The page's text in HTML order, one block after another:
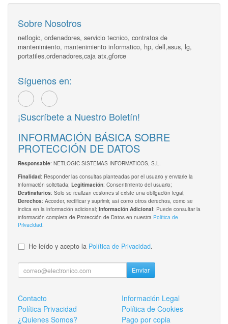
Sobre Nosotros
netlogic, ordenadores, servicio tecnico, contratos de
mantenimiento, mantenimiento informatico, hp, dell,asus, lg,
portatiles,ordenadores,caja atx,gforce
Síguenos en:
¡Suscríbete a Nuestro Boletín!
INFORMACIÓN BÁSICA SOBRE
PROTECCIÓN DE DATOS
Responsable: NETLOGIC SISTEMAS INFORMATICOS, S.L.
Finalidad: Responder las consultas planteadas por el usuario y enviarle la
información solicitada; Legitimación: Consentimiento del usuario;
Destinatarios: Solo se realizan cesiones si existe una obligación legal;
Derechos: Acceder, rectificar y suprimir, así como otros derechos, como se
indica en la información adicional; Información Adicional: Puede consultar la
información completa de Protección de Datos en nuestra Política de
Privacidad.
He leído y acepto la Política de Privacidad.
Enviar
Contacto
Información Legal
Política Privacidad
Política de Cookies
¿Quienes Somos?
Pago por copia